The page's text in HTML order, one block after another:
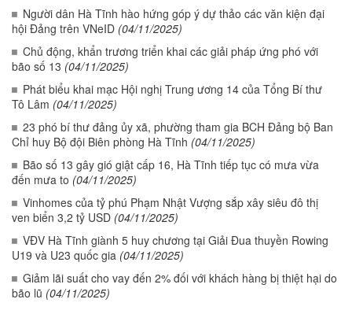
Người dân Hà Tĩnh hào hứng góp ý dự thảo các văn kiện đại
hội Đảng trên VNeID (04/11/2025)
Chủ động, khẩn trương triển khai các giải pháp ứng phó với
bão số 13 (04/11/2025)
Phát biểu khai mạc Hội nghị Trung ương 14 của Tổng Bí thư
Tô Lâm (04/11/2025)
23 phó bí thư đảng ủy xã, phường tham gia BCH Đảng bộ Ban
Chỉ huy Bộ đội Biên phòng Hà Tĩnh (04/11/2025)
Bão số 13 gây gió giật cấp 16, Hà Tĩnh tiếp tục có mưa vừa
đến mưa to (04/11/2025)
Vinhomes của tỷ phú Phạm Nhật Vượng sắp xây siêu đô thị
ven biển 3,2 tỷ USD (04/11/2025)
VĐV Hà Tĩnh giành 5 huy chương tại Giải Đua thuyền Rowing
U19 và U23 quốc gia (04/11/2025)
Giảm lãi suất cho vay đến 2% đối với khách hàng bị thiệt hại do
bão lũ (04/11/2025)